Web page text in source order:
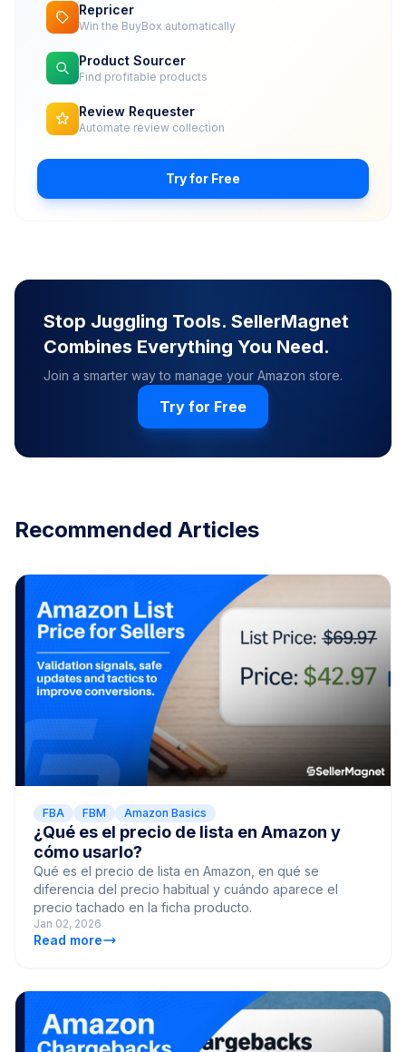
Repricer
Win the BuyBox automatically
Product Sourcer
Find profitable products
Review Requester
Automate review collection
Try for Free
Stop Juggling Tools. SellerMagnet
Combines Everything You Need.
Join a smarter way to manage your Amazon store.
Try for Free
Recommended Articles
FBA FBM Amazon Basics
¿Qué es el precio de lista en Amazon y
cómo usarlo?
Qué es el precio de lista en Amazon, en qué se
diferencia del precio habitual y cuándo aparece el
precio tachado en la ficha producto.
Jan 02, 2026
Read more